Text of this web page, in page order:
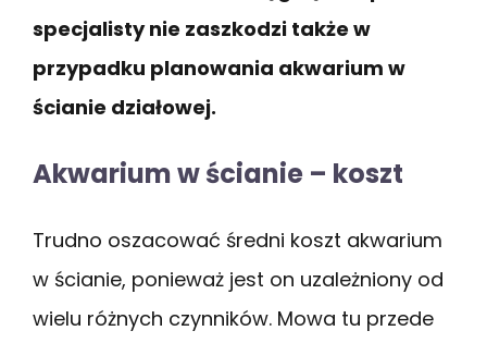
specjalisty nie zaszkodzi także w
przypadku planowania akwarium w
ścianie działowej.
Akwarium w ścianie – koszt
Trudno oszacować średni koszt akwarium
w ścianie, ponieważ jest on uzależniony od
wielu różnych czynników. Mowa tu przede